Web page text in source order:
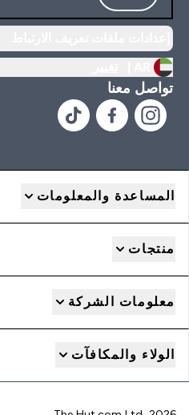
تواصل معنا
المساعدة والمعلومات
منتجات
معلومات الشركة
الولاء والمكافآت